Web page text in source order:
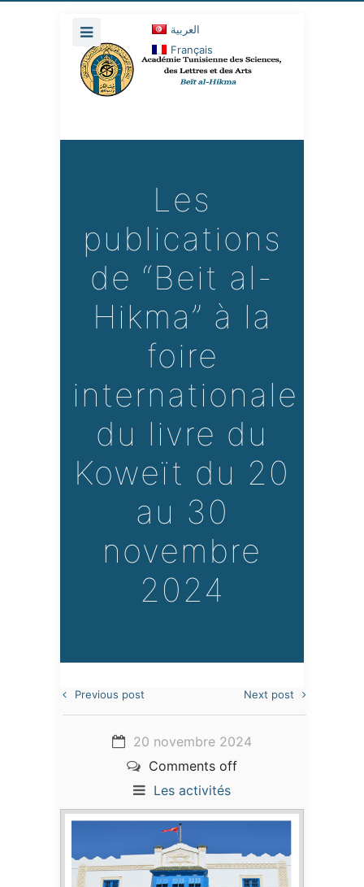
العربية
Français
Les
publications
de “Beit al-
Hikma” à la
foire
internationale
du livre du
Koweït du 20
au 30
novembre
2024
Previous post Next post
20 novembre 2024
Comments off
Les activités